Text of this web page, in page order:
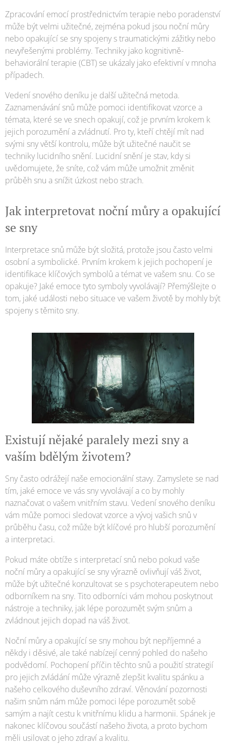
Zpracování emocí prostřednictvím terapie nebo poradenství
může být velmi užitečné, zejména pokud jsou noční můry
nebo opakující se sny spojeny s traumatickými zážitky nebo
nevyřešenými problémy. Techniky jako kognitivně-
behaviorální terapie (CBT) se ukázaly jako efektivní v mnoha
případech.
Vedení snového deníku je další užitečná metoda.
Zaznamenávání snů může pomoci identifikovat vzorce a
témata, které se ve snech opakují, což je prvním krokem k
jejich porozumění a zvládnutí. Pro ty, kteří chtějí mít nad
svými sny větší kontrolu, může být užitečné naučit se
techniky lucidního snění. Lucidní snění je stav, kdy si
uvědomujete, že sníte, což vám může umožnit změnit
průběh snu a snížit úzkost nebo strach.
Jak interpretovat noční můry a opakující
se sny
Interpretace snů může být složitá, protože jsou často velmi
osobní a symbolické. Prvním krokem k jejich pochopení je
identifikace klíčových symbolů a témat ve vašem snu. Co se
opakuje? Jaké emoce tyto symboly vyvolávají? Přemýšlejte o
tom, jaké události nebo situace ve vašem životě by mohly být
spojeny s těmito sny.
Existují nějaké paralely mezi sny a
vaším bdělým životem?
Sny často odrážejí naše emocionální stavy. Zamyslete se nad
tím, jaké emoce ve vás sny vyvolávají a co by mohly
naznačovat o vašem vnitřním stavu. Vedení snového deníku
vám může pomoci sledovat vzorce a vývoj vašich snů v
průběhu času, což může být klíčové pro hlubší porozumění
a interpretaci.
Pokud máte obtíže s interpretací snů nebo pokud vaše
noční můry a opakující se sny výrazně ovlivňují váš život,
může být užitečné konzultovat se s psychoterapeutem nebo
odborníkem na sny. Tito odborníci vám mohou poskytnout
nástroje a techniky, jak lépe porozumět svým snům a
zvládnout jejich dopad na váš život.
Noční můry a opakující se sny mohou být nepříjemné a
někdy i děsivé, ale také nabízejí cenný pohled do našeho
podvědomí. Pochopení příčin těchto snů a použití strategií
pro jejich zvládání může výrazně zlepšit kvalitu spánku a
našeho celkového duševního zdraví. Věnování pozornosti
našim snům nám může pomoci lépe porozumět sobě
samým a najít cestu k vnitřnímu klidu a harmonii. Spánek je
nakonec klíčovou součástí našeho života, a proto bychom
měli usilovat o jeho zdraví a kvalitu.